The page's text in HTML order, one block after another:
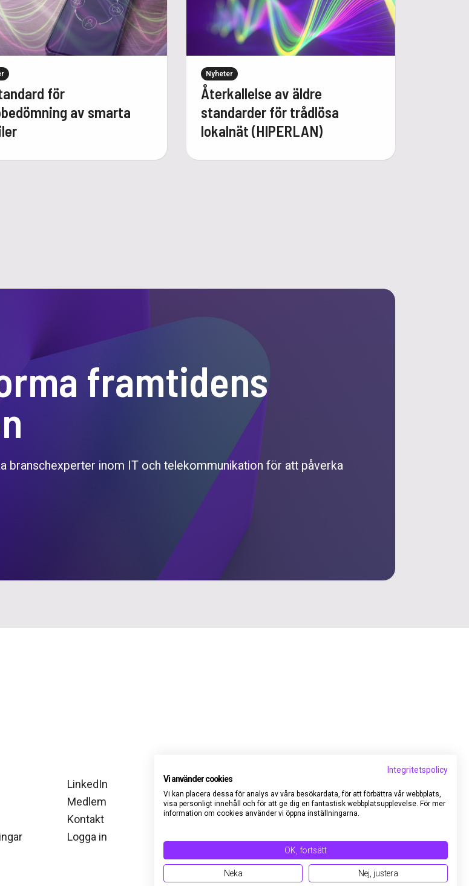
för
av smarta
Nyheter
Återkallelse av äldre
standarder för trådlösa
lokalnät (HIPERLAN)
framtidens
branschexperter inom IT och telekommunikation för att påverka
LinkedIn
Medlem
Kontakt
Logga in
Integritetspolicy
Vi använder cookies
Vi kan placera dessa för analys av våra besökardata, för att förbättra vår webbplats,
visa personligt innehåll och för att ge dig en fantastisk webbplatsupplevelse. För mer
information om cookies använder vi öppna inställningarna.
OK, fortsätt
Neka Nej, justera